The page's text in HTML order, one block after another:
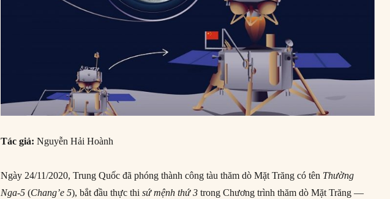
Tác giả: Nguyễn Hải Hoành
Ngày 24/11/2020, Trung Quốc đã phóng thành công tàu thăm dò Mặt Trăng có tên Thường
Nga-5 (Chang’e 5), bắt đầu thực thisứ mệnh thứ 3 trong Chương trình thăm dò Mặt Trăng —